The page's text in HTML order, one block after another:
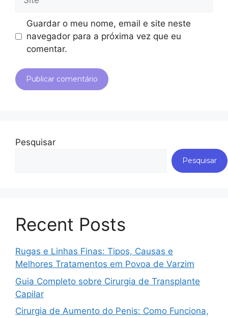
Guardar o meu nome, email e site neste
navegador para a próxima vez que eu
comentar.
Pesquisar
Pesquisar
Recent Posts
Rugas e Linhas Finas: Tipos, Causas e
Melhores Tratamentos em Povoa de Varzim
Guia Completo sobre Cirurgia de Transplante
Capilar
Cirurgia de Aumento do Penis: Como Funciona,